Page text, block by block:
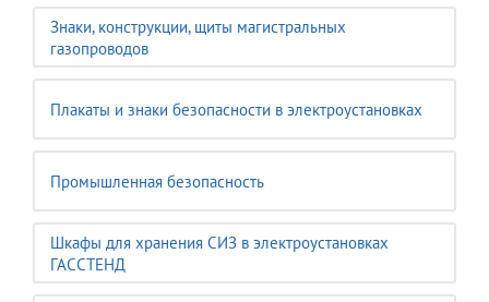
Знаки, конструкции, щиты магистральных
газопроводов
Плакаты и знаки безопасности в электроустановках
Промышленная безопасность
Шкафы для хранения СИЗ в электроустановках
ГАССТЕНД